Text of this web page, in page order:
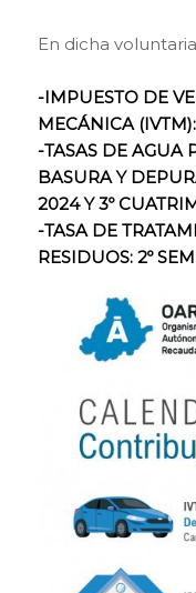
En dicha
-IMPUESTO DE
MECÁNICA
-TASAS DE AGUA
BASURA Y
2024 Y 3º
-TASA DE
RESIDUOS: 2º